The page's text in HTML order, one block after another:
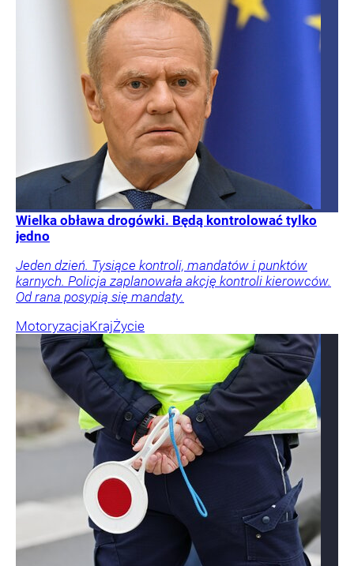
Wielka obława drogówki. Będą kontrolować tylko
jedno
Jeden dzień. Tysiące kontroli, mandatów i punktów
karnych. Policja zaplanowała akcję kontroli kierowców.
Od rana posypią się mandaty.
MotoryzacjaKrajŻycie